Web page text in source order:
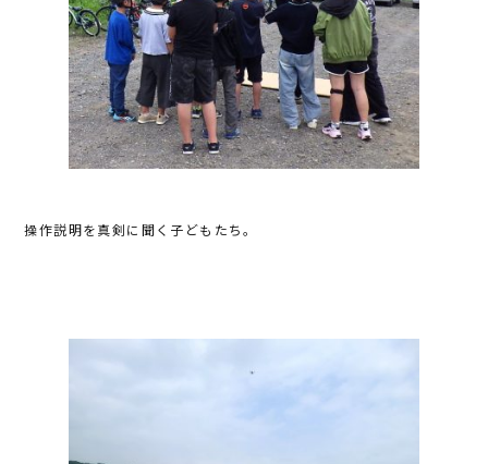
操作説明を真剣に聞く子どもたち。